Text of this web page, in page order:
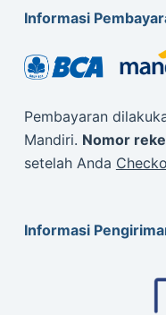
Informasi
Pembayaran
Mandiri. Nomor
setelah Anda
Informasi